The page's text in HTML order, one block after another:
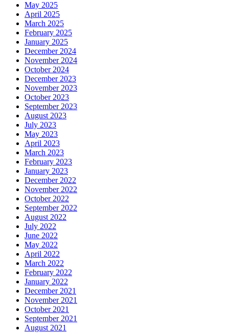
May 2025
April 2025
March 2025
February 2025
January 2025
December 2024
November 2024
October 2024
December 2023
November 2023
October 2023
September 2023
August 2023
July 2023
May 2023
April 2023
March 2023
February 2023
January 2023
December 2022
November 2022
October 2022
September 2022
August 2022
July 2022
June 2022
May 2022
April 2022
March 2022
February 2022
January 2022
December 2021
November 2021
October 2021
September 2021
August 2021